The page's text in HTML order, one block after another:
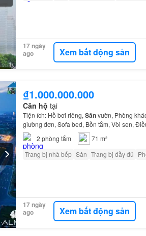
17 ngày
ago
Xem bất động sản
₫1.000.000.000
Căn hộ tại
Tiện ích: Hồ bơi riêng, Sânvườn, Phòng
giường đơn, Sofa bed, Bồn tắm, Vòi sen,
lượng
2 phòng tắm
71 m²
Trang bị nhà bếp Sân Trang bị đầy đủ
17 ngày
ago
Xem bất động sản